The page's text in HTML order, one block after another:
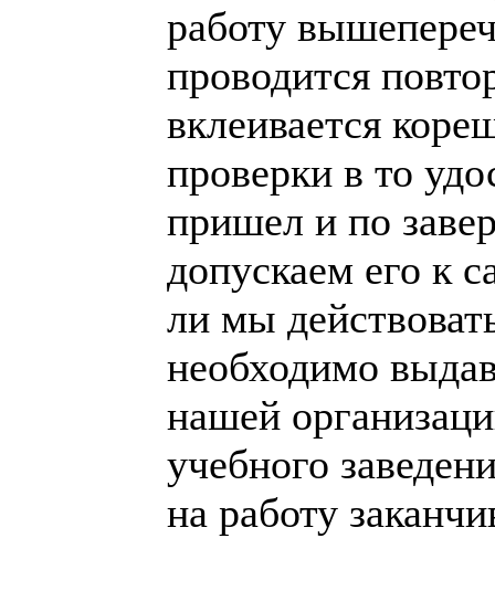
работу
проводится
вклеивается
проверки в то
пришел и по
допускаем его к
ли мы
необходимо
нашей
учебного
на работу